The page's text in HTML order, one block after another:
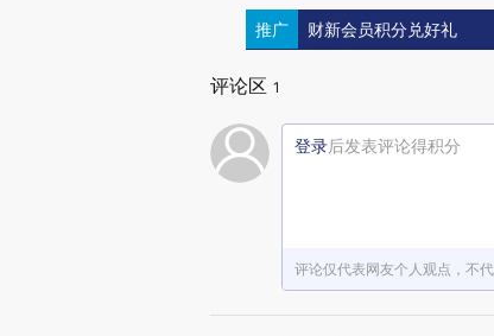
推广 财新会员积分兑好礼
评论区 1
登录后发表评论得积分
评论仅代表网友个人观点，不